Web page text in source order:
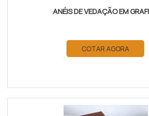
ANÉIS DE VEDAÇÃO EM
COTAR AGORA